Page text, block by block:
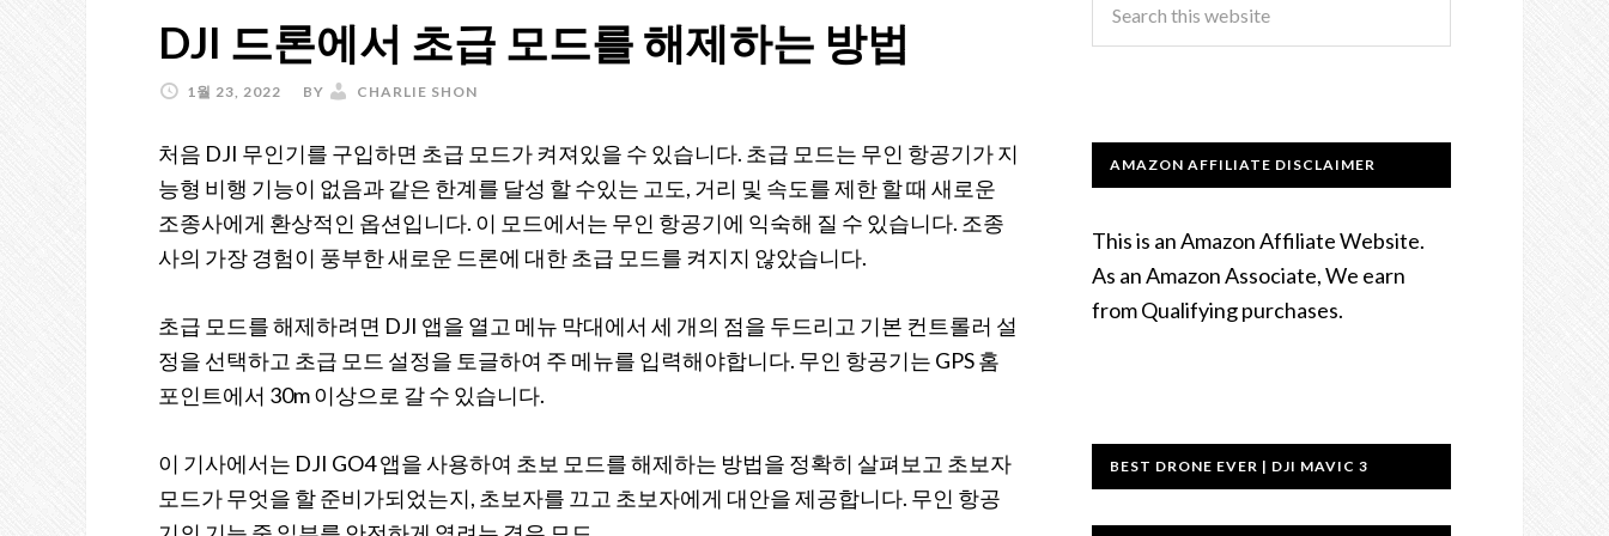
DJI 드론에서 초급 모드를 해제하는 방법
1월 23, 2022 BY CHARLIE SHON
처음 DJI 무인기를 구입하면 초급 모드가 켜져있을 수 있습니다. 초급 모드는 무인 항공기가 지
능형 비행 기능이 없음과 같은 한계를 달성 할 수있는 고도, 거리 및 속도를 제한 할 때 새로운
조종사에게 환상적인 옵션입니다. 이 모드에서는 무인 항공기에 익숙해 질 수 있습니다. 조종
사의 가장 경험이 풍부한 새로운 드론에 대한 초급 모드를 켜지지 않았습니다.
초급 모드를 해제하려면 DJI 앱을 열고 메뉴 막대에서 세 개의 점을 두드리고 기본 컨트롤러 설
정을 선택하고 초급 모드 설정을 토글하여 주 메뉴를 입력해야합니다. 무인 항공기는 GPS 홈
포인트에서 30m 이상으로 갈 수 있습니다.
이 기사에서는 DJI GO4 앱을 사용하여 초보 모드를 해제하는 방법을 정확히 살펴보고 초보자
모드가 무엇을 할 준비가되었는지, 초보자를 끄고 초보자에게 대안을 제공합니다. 무인 항공
AMAZON AFFILIATE DISCLAIMER
This is an Amazon Affiliate Website.
As an Amazon Associate, We earn
from Qualifying purchases.
BEST DRONE EVER | DJI MAVIC 3